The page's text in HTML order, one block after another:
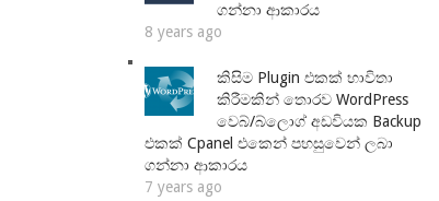
ගන්නා ආකාරය
8 years ago
කිසිම Plugin එකක් භාවිතා
කිරීමකින් තොරව WordPress
වෙබ්/බ්ලොග් අඩවියක Backup
එකක් Cpanel එකෙන් පහසුවෙන් ලබා
ගන්නා ආකාරය
7 years ago